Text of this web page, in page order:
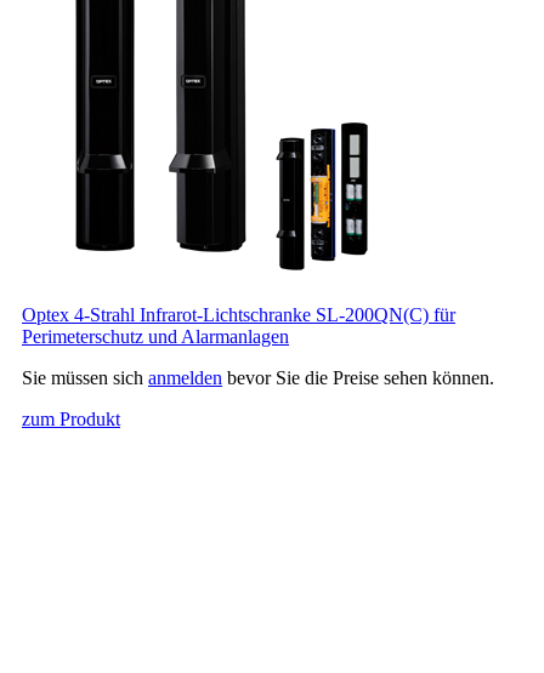
Optex 4-Strahl Infrarot-Lichtschranke SL-200QN(C) für
Perimeterschutz und Alarmanlagen
Sie müssen sich anmelden bevor Sie die Preise sehen können.
zum Produkt